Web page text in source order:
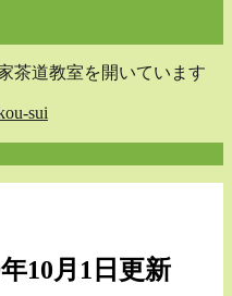
茶道教室を開いています
10月1日更新